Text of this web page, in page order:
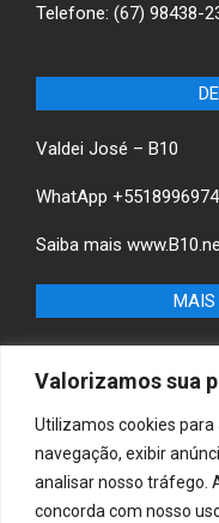
Valorizamos sua
Utilizamos cookies
navegação, exibir
analisar nosso tráfego.
concorda com nosso
Telefone: (67) 98438-
Valdei José – B10
WhatApp
Saiba mais
MAIS
Castilho-SP e
locais.
B10 Brasil –